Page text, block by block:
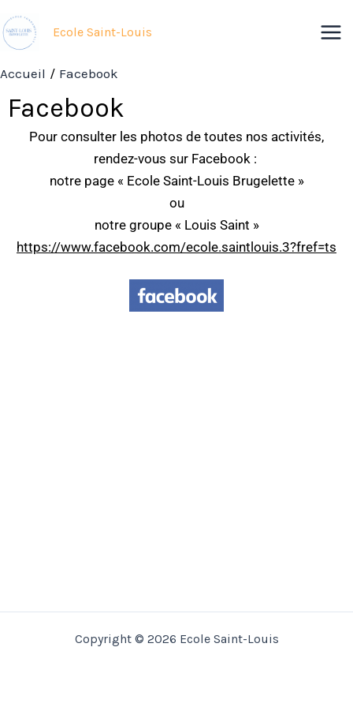
au
contenu
Ecole Saint-Louis
Accueil Facebook
Facebook
Pour consulter les photos de toutes nos activités,
rendez-vous sur Facebook :
notre page « Ecole Saint-Louis Brugelette »
ou
notre groupe « Louis Saint »
https://www.facebook.com/ecole.saintlouis.3?fref=ts
Copyright © 2026 Ecole Saint-Louis